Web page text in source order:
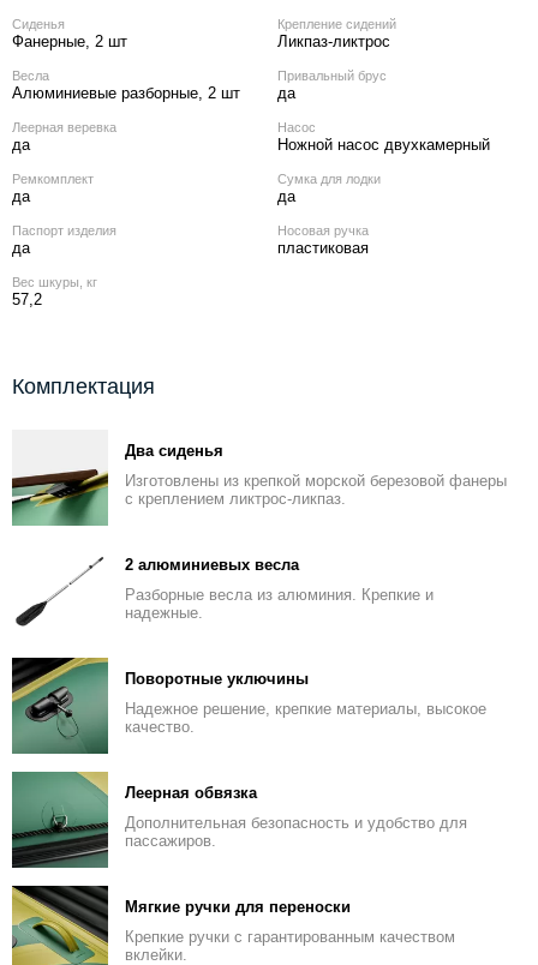
Сиденья
Фанерные, 2 шт
Крепление сидений
Ликпаз-ликтрос
Весла
Алюминиевые разборные, 2 шт
Привальный брус
да
Леерная веревка
да
Насос
Ножной насос двухкамерный
Ремкомплект
да
Сумка для лодки
да
Паспорт изделия
да
Носовая ручка
пластиковая
Вес шкуры, кг
57,2
Комплектация
Два сиденья
Изготовлены из крепкой морской березовой фанеры
с креплением ликтрос-ликпаз.
2 алюминиевых весла
Разборные весла из алюминия. Крепкие и
надежные.
Поворотные уключины
Надежное решение, крепкие материалы, высокое
качество.
Леерная обвязка
Дополнительная безопасность и удобство для
пассажиров.
Мягкие ручки для переноски
Крепкие ручки с гарантированным качеством
вклейки.